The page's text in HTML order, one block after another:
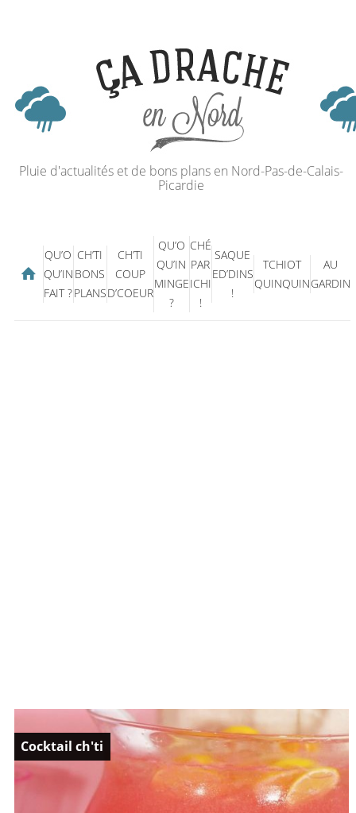
Pluie d'actualités et de bons plans en Nord-Pas-de-Calais-
Picardie
QU’O
QU’IN
FAIT ?
CH’TI
BONS
PLANS
CH’TI
COUP
D’COEUR
QU’O
QU’IN
MINGE
?
CHÉ
PAR
ICHI
!
SAQUE
ED’DINS
!
TCHIOT
QUINQUIN
AU
GARDIN
Cocktail ch'ti